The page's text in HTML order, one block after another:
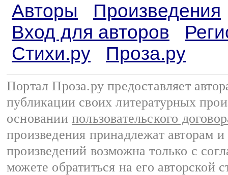
Авторы
Произведения
Вход для авторов
Стихи.ру
Проза.ру
Портал Проза.ру предоставляет
публикации своих литературных
основании пользовательского
произведения принадлежат авторам
произведений возможна только с
можете обратиться на его авторской